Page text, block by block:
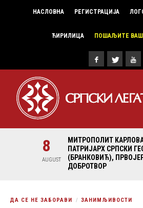
НАСЛОВНА РЕГИСТРАЦИЈА
ЋИРИЛИЦА ПОШАЉИТЕ ВАШ
8
AUGUST
МИТРОПОЛИТ
ПАТРИЈАРХ СРПСКИ
(БРАНКОВИЋ),
ДОБРОТВОР
ДА СЕ НЕ ЗАБОРАВИ ЗАНИМЉИВОСТИ